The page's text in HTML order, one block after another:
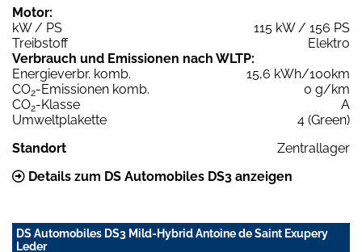
Motor:
kW / PS
115 kW / 156 PS
Treibstoff
Elektro
Verbrauch und Emissionen nach WLTP:
Energieverbr. komb.
15,6 kWh/100km
CO2-Emissionen komb.
0 g/km
CO2-Klasse
A
Umweltplakette
4 (Green)
Standort
Zentrallager
Details zum DS Automobiles DS3 anzeigen
DS Automobiles DS3 Mild-Hybrid Antoine de Saint Exupery
Leder